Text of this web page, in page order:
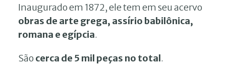
Inaugurado em 1872, ele tem em seu acervo
obras de arte grega, assírio babilônica,
romana e egípcia.
São cerca de 5 mil peças no total.